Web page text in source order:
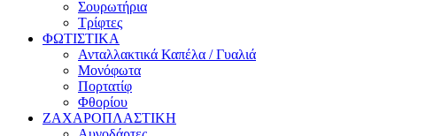
Σουρωτήρια
Τρίφτες
ΦΩΤΙΣΤΙΚΑ
Ανταλλακτικά Καπέλα / Γυαλιά
Μονόφωτα
Πορτατίφ
Φθορίου
ΖΑΧΑΡΟΠΛΑΣΤΙΚΗ